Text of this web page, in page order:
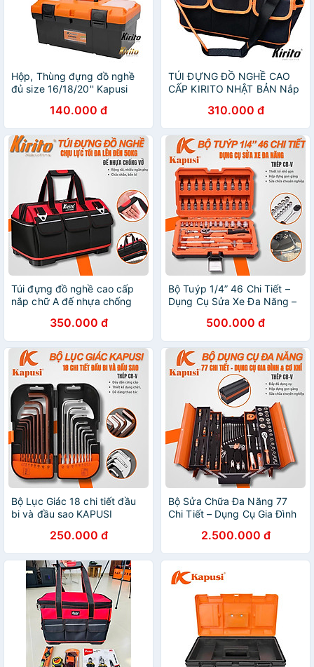
Hộp, Thùng đựng đồ nghề
đủ size 16/18/20'' Kapusi
đa năng cầm tay
140.000 đ
TÚI ĐỰNG ĐỒ NGHỀ CAO
CẤP KIRITO NHẬT BẢN Nắp
310.000 đ
Túi đựng đồ nghề cao cấp
nắp chữ A đế nhựa chống
thủng - Túi 20in chéo đỏ
350.000 đ
Bộ Tuýp 1/4” 46 Chi Tiết –
Dụng Cụ Sửa Xe Đa Năng –
500.000 đ
Bộ Lục Giác 18 chi tiết đầu
bi và đầu sao KAPUSI
250.000 đ
Bộ Sửa Chữa Đa Năng 77
Chi Tiết – Dụng Cụ Gia Đình
HARDEN2.500.000 đ